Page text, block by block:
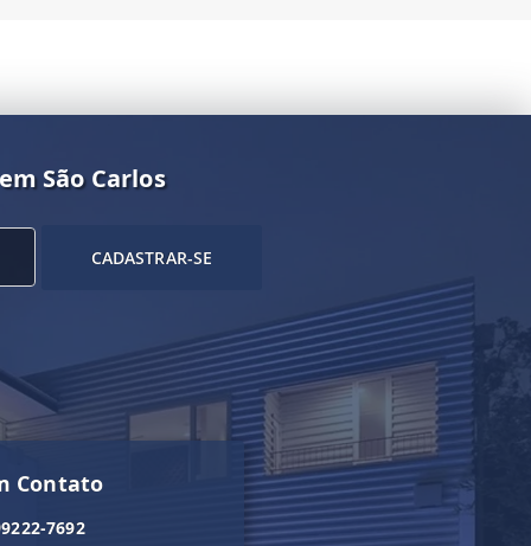
São Carlos
CADASTRAR-SE
Contato
7692